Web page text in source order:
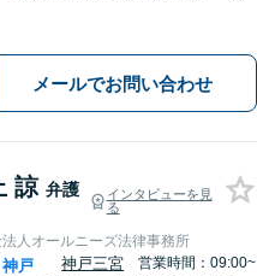
補佐人）にも対応可能です。
メールでお問い合わせ
諒 弁護
インタビューを見
る
人オールニーズ法律事務所
神戸
神戸三宮
営業時間：09:00~